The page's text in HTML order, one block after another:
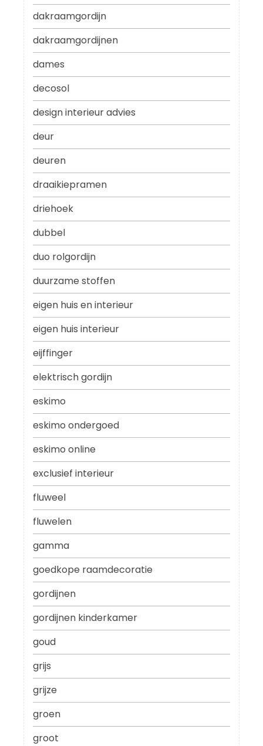
dakraamgordijn
dakraamgordijnen
dames
decosol
design interieur advies
deur
deuren
draaikiepramen
driehoek
dubbel
duo rolgordijn
duurzame stoffen
eigen huis en interieur
eigen huis interieur
eijffinger
elektrisch gordijn
eskimo
eskimo ondergoed
eskimo online
exclusief interieur
fluweel
fluwelen
gamma
goedkope raamdecoratie
gordijnen
gordijnen kinderkamer
goud
grijs
grijze
groen
groot